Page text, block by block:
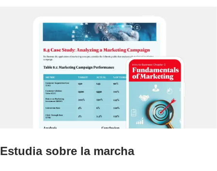
Estudia sobre la marcha